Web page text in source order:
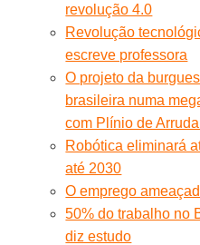
revolução 4.0
Revolução
escreve professora
O projeto da
brasileira numa
com Plínio de
Robótica eliminará
até 2030
O emprego
50% do trabalho no
diz estudo